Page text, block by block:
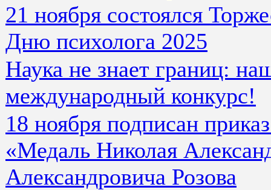
21 ноября состоялся
Дню психолога 2025
Наука не знает границ:
международный конкурс!
18 ноября подписан
«Медаль Николая
Александровича Розова